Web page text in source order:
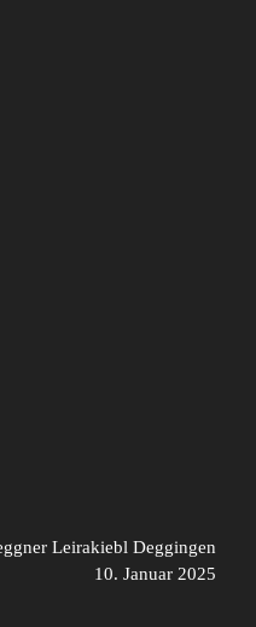
Leirakiebl Deggingen
10. Januar 2025